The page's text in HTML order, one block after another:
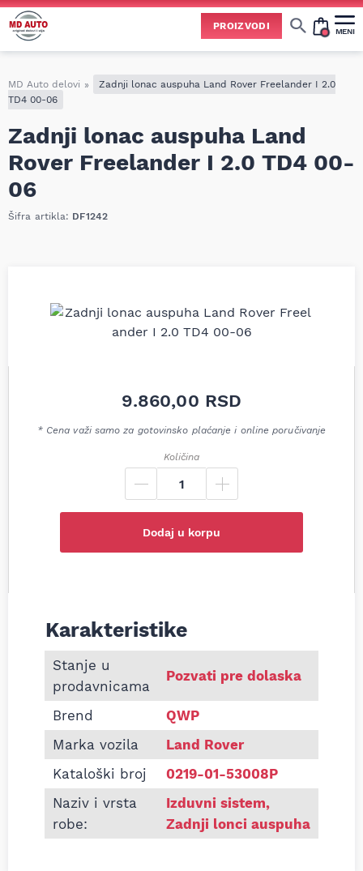
PROIZVODI MENI
MD Auto delovi »
Zadnji lonac auspuha Land Rover Freelander I 2.0
TD4 00-06
Zadnji lonac auspuha Land
Rover Freelander I 2.0 TD4 00-
06
Šifra artikla: DF1242
9.860,00 RSD
* Cena važi samo za gotovinsko plaćanje i online poručivanje
Količina
Dodaj u korpu
Informacije o Zadnji lonac auspuha Land Rover
Karakteristike
Stanje u
prodavnicama
Pozvati pre dolaska
Brend
QWP
Marka vozila
Land Rover
Kataloški broj
0219-01-53008P
Naziv i vrsta
robe:
Izduvni sistem,
Zadnji lonci auspuha